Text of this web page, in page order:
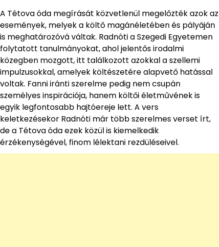
A Tétova óda megírását közvetlenül megelőzték azok az
események, melyek a költő magánéletében és pályáján
is meghatározóvá váltak. Radnóti a Szegedi Egyetemen
folytatott tanulmányokat, ahol jelentős irodalmi
közegben mozgott, itt találkozott azokkal a szellemi
impulzusokkal, amelyek költészetére alapvető hatással
voltak. Fanni iránti szerelme pedig nem csupán
személyes inspirációja, hanem költői életművének is
egyik legfontosabb hajtóereje lett. A vers
keletkezésekor Radnóti már több szerelmes verset írt,
de a Tétova óda ezek közül is kiemelkedik
érzékenységével, finom lélektani rezdüléseivel.